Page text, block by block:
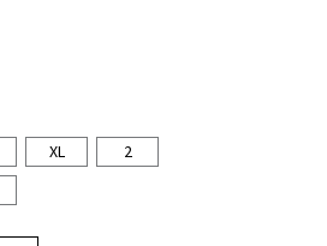
XL
2